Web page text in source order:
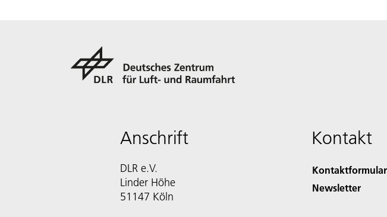
Anschrift
DLR e.V.
Linder Höhe
51147 Köln
Kontakt
Kontaktformular
Newsletter